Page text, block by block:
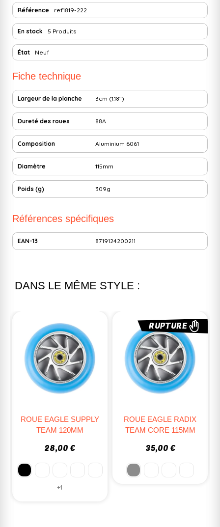
Référence ref1819-222
En stock 5 Produits
État Neuf
Fiche technique
Largeur de la planche 3cm (1.18")
Dureté des roues 88A
Composition Aluminium 6061
Diamètre 115mm
Poids (g) 309g
Références spécifiques
EAN-13 8719124200211
DANS LE MÊME STYLE :
ROUE EAGLE SUPPLY
TEAM 120MM
28,00 €
RUPTURE
ROUE EAGLE RADIX
TEAM CORE 115MM
35,00 €